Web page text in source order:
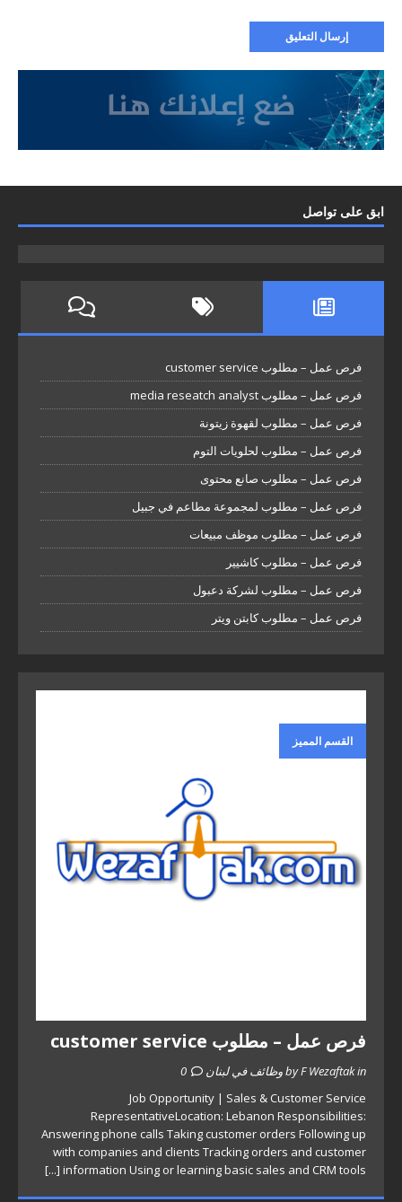
ابق على تواصل
فرص عمل – مطلوب customer service
فرص عمل – مطلوب media reseatch analyst
فرص عمل – مطلوب لقهوة زيتونة
فرص عمل – مطلوب لحلويات التوم
فرص عمل – مطلوب صانع محتوى
فرص عمل – مطلوب لمجموعة مطاعم في جبيل
فرص عمل – مطلوب موظف مبيعات
فرص عمل – مطلوب كاشيير
فرص عمل – مطلوب لشركة دعبول
فرص عمل – مطلوب كابتن ويتر
القسم المميز
فرص عمل – مطلوب customer service
by F Wezaftak in وظائف في لبنان
0
Job Opportunity | Sales & Customer Service
RepresentativeLocation: Lebanon Responsibilities:
Answering phone calls Taking customer orders Following up
with companies and clients Tracking orders and customer
information Using or learning basic sales and CRM tools
[...]